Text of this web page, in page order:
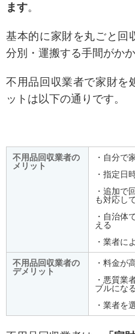
ます。
基本的に家財を丸ごと回
分別・運搬する手間がかか
不用品回収業者で家財を
ットは以下の通りです。
不用品回収業者の
メリット
・自分で
・指定日
・追加で
も対応し
・自治体
える
・業者に
不用品回収業者の
デメリット
・料金が
・悪質業
ブルにな
・業者を